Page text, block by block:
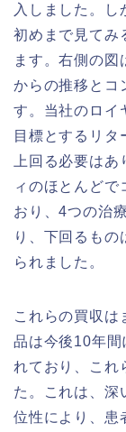
入しました。
初めまで見てみ
ます。右側の図
からの推移とコ
す。当社のロイ
目標とするリタ
上回る必要は
ィのほとんどで
おり、4つの治
り、下回るもの
られました。
これらの買収は
品は今後10年間
れており、これ
た。これは、深
位性により、患